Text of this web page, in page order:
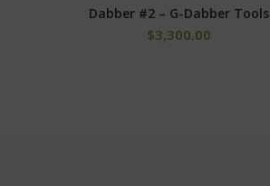
AÑADIR AL CARRITO
Dabber #2 – G-Dabber Tools
$3,300.00